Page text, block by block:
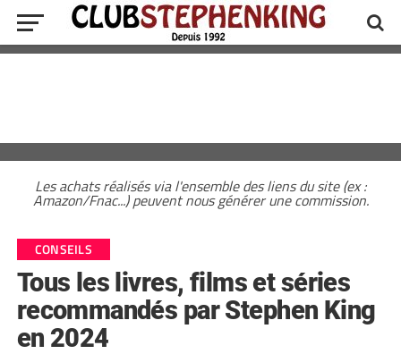
Les achats réalisés via l'ensemble des liens du site (ex :
Amazon/Fnac...) peuvent nous générer une commission.
CONSEILS
Tous les livres, films et séries
recommandés par Stephen King
en 2024